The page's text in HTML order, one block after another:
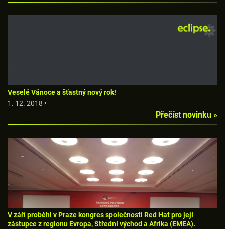
Veselé Vánoce a šťastný nový rok!
1. 12. 2018 •
Přečíst novinku »
V září proběhl v Praze kongres společnosti Red Hat pro její
zástupce z regionu Evropa, Střední východ a Afrika (EMEA).